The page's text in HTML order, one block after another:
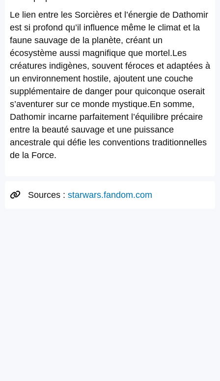
Le lien entre les Sorcières et l’énergie de Dathomir
est si profond qu’il influence même le climat et la
faune sauvage de la planète, créant un
écosystème aussi magnifique que mortel.Les
créatures indigènes, souvent féroces et adaptées à
un environnement hostile, ajoutent une couche
supplémentaire de danger pour quiconque oserait
s’aventurer sur ce monde mystique.En somme,
Dathomir incarne parfaitement l’équilibre précaire
entre la beauté sauvage et une puissance
ancestrale qui défie les conventions traditionnelles
de la Force.
Sources : starwars.fandom.com